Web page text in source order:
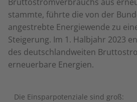
stammte, führte die von der
angestrebte Energiewende zu
Steigerung. Im 1. Halbjahr 2023
des deutschlandweiten
erneuerbare Energien.
Die Einsparpotenziale sind groß: